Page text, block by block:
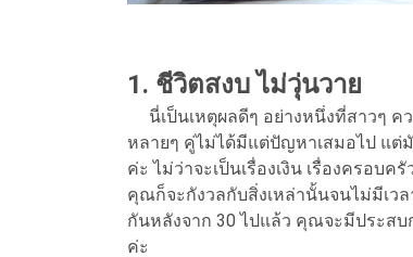
1. ชีวิตสงบ ไม่วุ่นวาย
นี่เป็นเหตุผลดีๆ อย่างหนึ่งที่สาวๆ ค
หลายๆ คู่ไม่ได้มีแต่ปัญหาเสมอไป แต่
ค่ะ ไม่ว่าจะเป็นเรื่องเงิน เรื่องครอบ
คุณก็จะกังวลกับสิ่งเหล่านั้นจนไม่มีเว
กันหลังจาก 30 ไปแล้ว คุณจะมีประ
ค่ะ